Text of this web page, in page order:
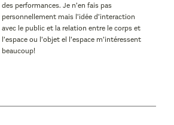
des performances. Je n’en fais pas
personnellement mais l’idée d’interaction
avec le public et la relation entre le corps et
l’espace ou l’objet el l’espace m’intéressent
beaucoup!